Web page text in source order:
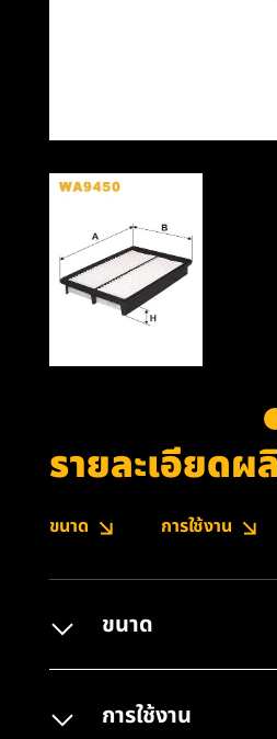
รายละเอียด
ขนาด การใช้งาน
ขนาด
การใช้งาน